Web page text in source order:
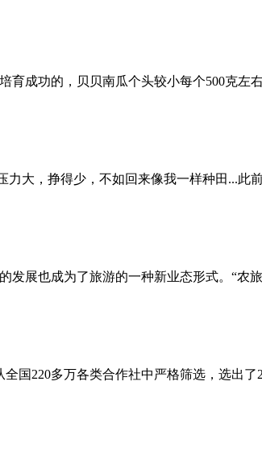
成功的，贝贝南瓜个头较小每个500克左
大，挣得少，不如回来像我一样种田...
展也成为了旅游的一种新业态形式。“农
国220多万各类合作社中严格筛选，选出